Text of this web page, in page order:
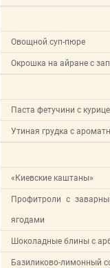
Овощной суп-пюре
Окрошка на айране с
Паста фетучини с
Утиная грудка с
«Киевские каштаны»
Профитроли с
ягодами
Шоколадные блины с
Базиликово-лимонный